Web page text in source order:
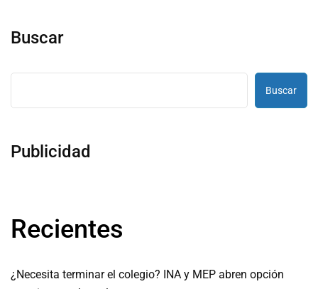
Buscar
Buscar
Publicidad
Recientes
¿Necesita terminar el colegio? INA y MEP abren opción